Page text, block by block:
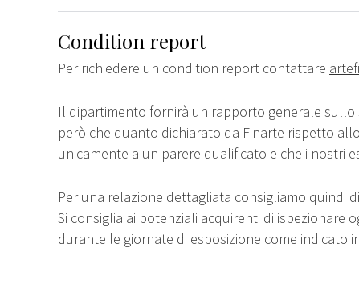
Condition report
Per richiedere un condition report contattare
Il dipartimento fornirà un rapporto generale
però che quanto dichiarato da Finarte rispetto
unicamente a un parere qualificato e che i nostri
Per una relazione dettagliata consigliamo quindi
Si consiglia ai potenziali acquirenti di ispezionare
durante le giornate di esposizione come indicato